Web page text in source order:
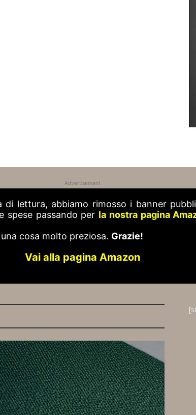
Advertisement
di lettura, abbiamo rimosso i banner
spese passando per la nostra pagina
cosa molto preziosa. Grazie!
Vai alla pagina Amazon